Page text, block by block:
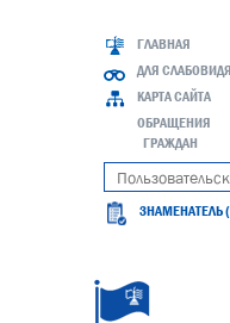
ГЛАВНАЯ
ДЛЯ
КАРТА САЙТА
ОБРАЩЕНИЯ
ГРАЖДАН
ЗНАМЕНАТЕЛЬ